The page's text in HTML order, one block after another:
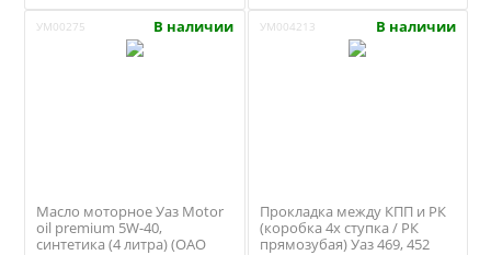
УМ00275 В наличии
Масло моторное Уаз Motor
oil premium 5W-40,
синтетика (4 литра) (ОАО
УМ004213 В наличии
Прокладка между КПП и РК
(коробка 4х ступка / РК
прямозубая) Уаз 469, 452